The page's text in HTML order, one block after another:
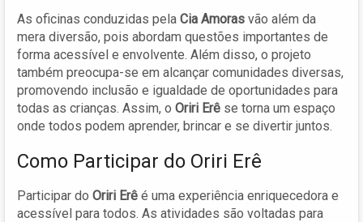
As oficinas conduzidas pela Cia Amoras vão além da
mera diversão, pois abordam questões importantes de
forma acessível e envolvente. Além disso, o projeto
também preocupa-se em alcançar comunidades diversas,
promovendo inclusão e igualdade de oportunidades para
todas as crianças. Assim, o Oriri Erê se torna um espaço
onde todos podem aprender, brincar e se divertir juntos.
Como Participar do Oriri Erê
Participar do Oriri Erê é uma experiência enriquecedora e
acessível para todos. As atividades são voltadas para